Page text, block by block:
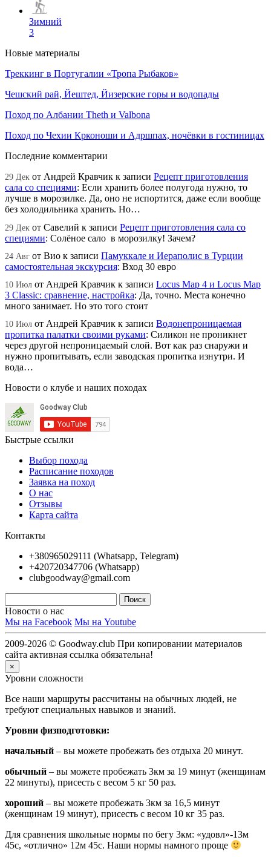
Зимний
3
Новые материалы
Треккинг в Португалии «Тропа Рыбаков»
Чешский рай, Йештед, Йизерские горы и водопады
Поход по Албании Theth и Valbona
Поход по Чехии Крконоши и Адршпах, ночёвки в гостиницах
Последние комментарии
29 Дек от Андрей Кравчик к записи Рецепт приготовления
сала со специями: Если хранить более полугода нужно, то
лучше в морозилке. Да, оно не испортится, даже если вообще
без холодильника хранить. Но…
29 Дек от Савелий к записи Рецепт приготовления сала со
специями: Солёное сало в морозилку! Зачем?
24 Авг от Вио к записи Памуккале и Иераполис в Турции
самостоятельная экскурсия: Вход 30 евро
10 Июл от Андрей Кравчик к записи Locus Map 4 и Locus Map
3 Classic: сравнение, настройка: Да, точно. Места конечно
много занимает. Но это того стоит
10 Июл от Андрей Кравчик к записи Водонепроницаемая
пропитка палатки своими руками: Силикон не проникнет
через другой непроницаемый слой. Вот как раз снаружи и
нужно пропитывать, если заводская пропитка изнутри. И
вода…
Новости о клубе и наших походах
Быстрые ссылки
Выбор похода
Расписание походов
Заявка на поход
О нас
Отзывы
Карта сайта
Контакты
+380965029111 (Whatsapp, Telegram)
+420720347706 (Whatsapp)
clubgoodway@gmail.com
Новости о нас
Мы на Facebook Мы на Youtube
2009-2026 © Goodway.club При копировании материалов
сайта активная ссылка обязательна!
×
Уровни сложности
Все наши маршруты рассчитаны на обычных людей, не
требуют специальных навыков и знаний.
Уровни физподготовки:
начальный – вы можете пробежать без отдыха 20 минут.
обычный – вы можете пробежать 3км за 19 минут (женщинам
22 минуты), присесть с весом 5 кг 50 раз.
хороший – вы можете пробежать 3км за 16,5 минут
(женщинам 19 минут), присесть с весом 10 кг 35 раз.
Для сравнения школьные нормы по бегу 3км: «удовл»-13м
45с, «отлично» 12м 45с. Наши нормы намного проще